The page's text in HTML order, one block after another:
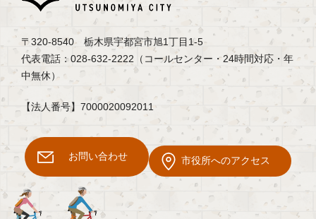
〒320-8540 栃木県宇都宮市旭1丁目1-5
代表電話：028-632-2222（コールセンター・24時間対応・年
中無休）
【法人番号】7000020092011
お問い合わせ 市役所へのアクセス